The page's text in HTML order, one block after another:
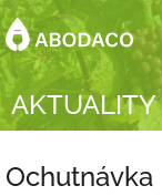
Přejít
na
obsah
AKTUALITY
Ochutnávka